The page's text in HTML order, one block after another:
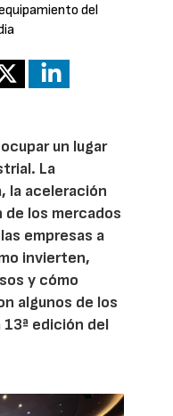
del
un lugar
La
la aceleración
los mercados
empresas a
invierten,
y cómo
algunos de los
edición del